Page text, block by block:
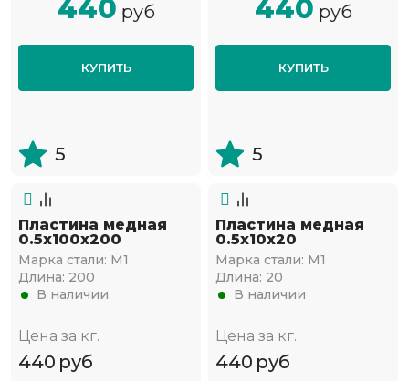
440 руб
КУПИТЬ
5
440 руб
КУПИТЬ
5
Пластина медная
0.5х100х200
Марка стали: М1
Длина: 200
В наличии
Цена за кг.
440 руб
Пластина медная
0.5х10х20
Марка стали: М1
Длина: 20
В наличии
Цена за кг.
440 руб